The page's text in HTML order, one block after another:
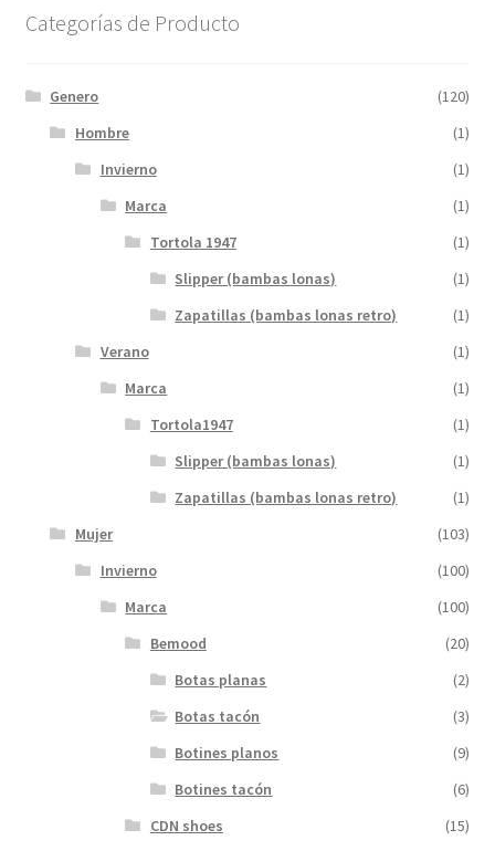
Categorías de Producto
Genero
(120)
Hombre
(1)
Invierno
(1)
Marca
(1)
Tortola 1947
(1)
Slipper (bambas lonas)
(1)
Zapatillas (bambas lonas retro)
(1)
Verano
(1)
Marca
(1)
Tortola1947
(1)
Slipper (bambas lonas)
(1)
Zapatillas (bambas lonas retro)
(1)
Mujer
(103)
Invierno
(100)
Marca
(100)
Bemood
(20)
Botas planas
(2)
Botas tacón
(3)
Botines planos
(9)
Botines tacón
(6)
CDN shoes
(15)